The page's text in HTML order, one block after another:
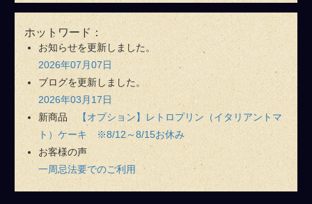
ホットワード：
お知らせを更新しました。
2026年07月07日
ブログを更新しました。
2026年03月17日
新商品
【オプション】レトロプリン（イタリアントマ
ト）ケーキ ※8/12～8/15お休み
お客様の声
一周忌法要でのご利用